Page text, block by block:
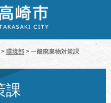
> 環境部 > 一般廃棄物対策課
課